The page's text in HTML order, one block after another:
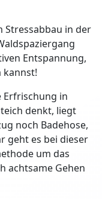
Stressabbau in der
Entspannung,
kannst!
Erfrischung in
denkt, liegt
noch Badehose,
geht es bei dieser
um das
achtsame Gehen